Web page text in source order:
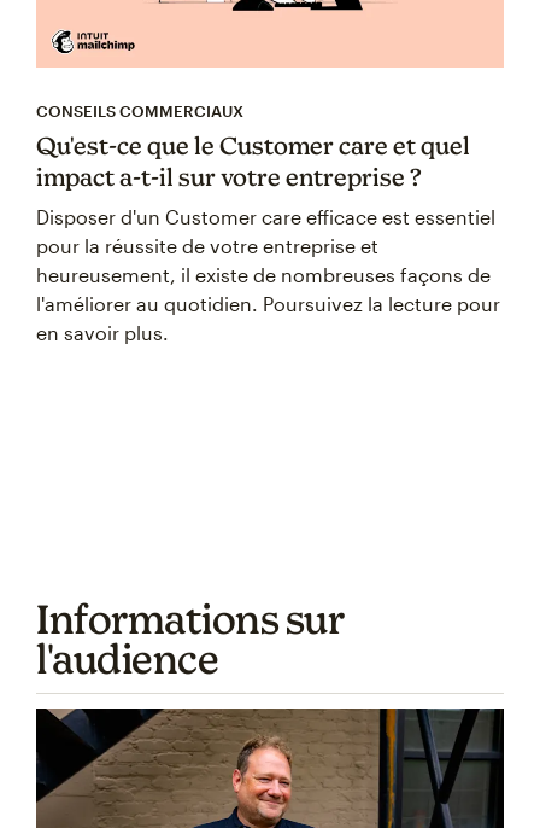
CONSEILS COMMERCIAUX
Qu'est-ce que le Customer care et quel
impact a-t-il sur votre entreprise ?
Disposer d'un Customer care efficace est essentiel
pour la réussite de votre entreprise et
heureusement, il existe de nombreuses façons de
l'améliorer au quotidien. Poursuivez la lecture pour
en savoir plus.
Informations sur
l'audience